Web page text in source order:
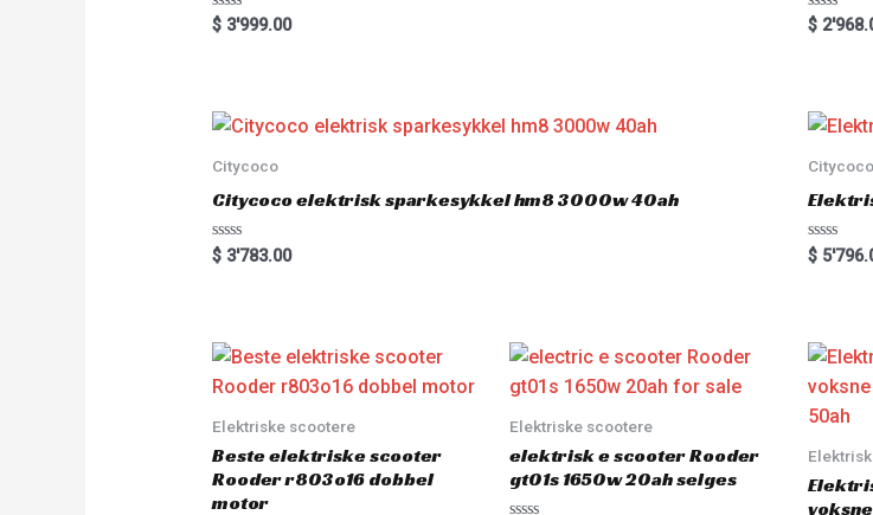
R
a
o
u
o
f
5
$3'999.00
R
a
o
u
o
f
5
$
Citycoco
Citycoco elektrisk sparkesykkel hm8 3000w 40ah
R
a
o
u
t
o
5
$3'783.00
Citycoco
R
a
o
u
o
f
5
$
Elektriske scootere
Beste elektriske scooter
Rooder r803o16 dobbel
motor
Elektriske scootere
elektrisk e scooter Rooder
gt01s 1650w 20ah selges